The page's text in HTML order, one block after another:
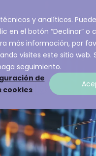
y analíticos.
en el botón “Declinar” o
más información, por
visites este sitio web.
seguimiento.
de
cookies
Sobre A3Sec